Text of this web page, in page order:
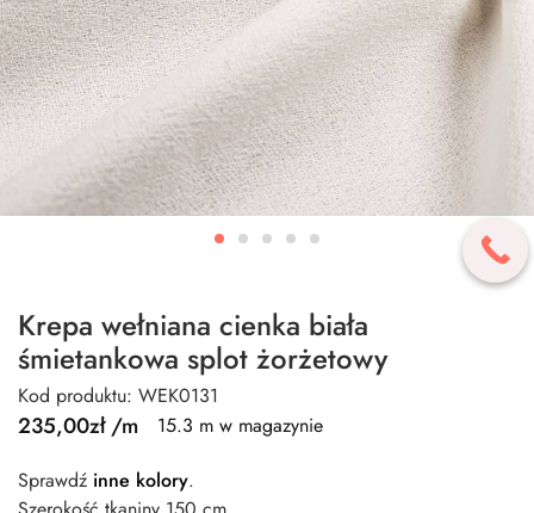
Krepa wełniana cienka biała
śmietankowa splot żorżetowy
Kod produktu: WEK0131
235,00zł/m
15.3 m w magazynie
Sprawdź inne kolory.